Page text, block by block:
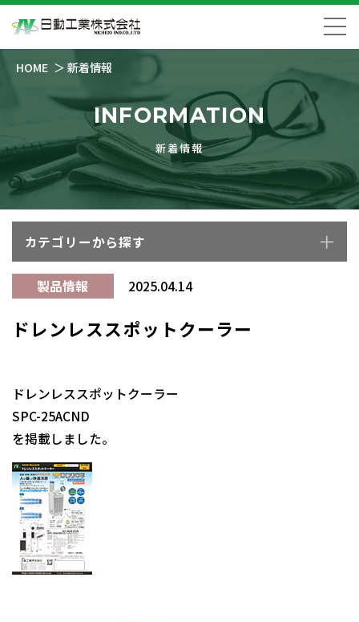
HOME 新着情報
INFORMATION
新着情報
カテゴリーから探す
製品情報 2025.04.14
ドレンレススポットクーラー
ドレンレススポットクーラー
SPC-25ACND
を掲載しました。